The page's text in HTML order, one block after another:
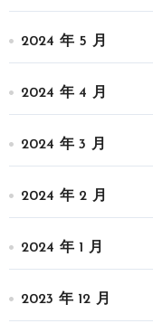
2024 年 5 月
2024 年 4 月
2024 年 3 月
2024 年 2 月
2024 年 1 月
2023 年 12 月